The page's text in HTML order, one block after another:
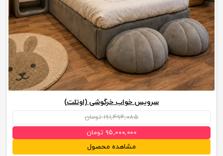
سرویس خواب خرگوشی (اوتلت)
۱۹۱,۴۹۴,۰۸۵ تومان
۹۵,۰۰۰,۰۰۰ تومان
مشاهده محصول